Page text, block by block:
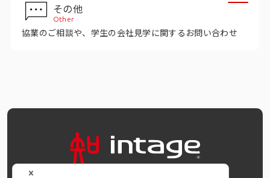
コーポレートサイト
その他
Other
協業のご相談や、学生の会社見学に関するお問い合わせ